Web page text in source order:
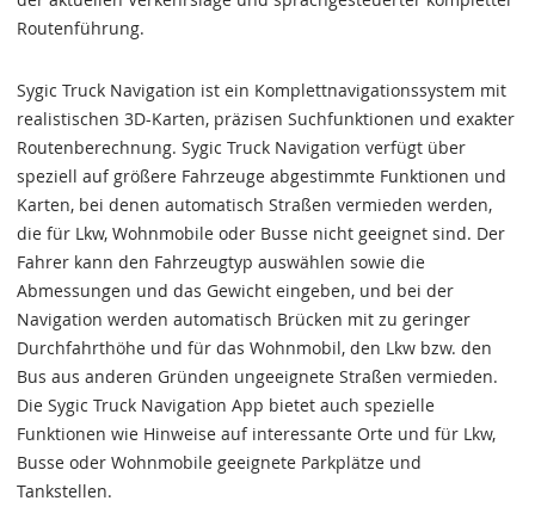
Routenführung.
Sygic Truck Navigation ist ein Komplettnavigationssystem mit
realistischen 3D-Karten, präzisen Suchfunktionen und exakter
Routenberechnung. Sygic Truck Navigation verfügt über
speziell auf größere Fahrzeuge abgestimmte Funktionen und
Karten, bei denen automatisch Straßen vermieden werden,
die für Lkw, Wohnmobile oder Busse nicht geeignet sind. Der
Fahrer kann den Fahrzeugtyp auswählen sowie die
Abmessungen und das Gewicht eingeben, und bei der
Navigation werden automatisch Brücken mit zu geringer
Durchfahrthöhe und für das Wohnmobil, den Lkw bzw. den
Bus aus anderen Gründen ungeeignete Straßen vermieden.
Die Sygic Truck Navigation App bietet auch spezielle
Funktionen wie Hinweise auf interessante Orte und für Lkw,
Busse oder Wohnmobile geeignete Parkplätze und
Tankstellen.